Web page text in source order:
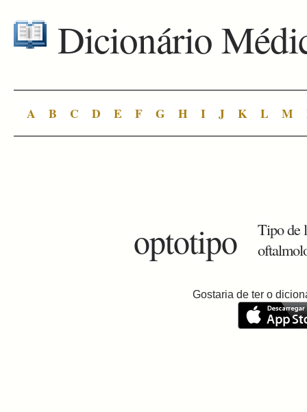
Dicionário
A B C D E F G H I J K L M
optotipo
Tipo de
Gostaria de ter o